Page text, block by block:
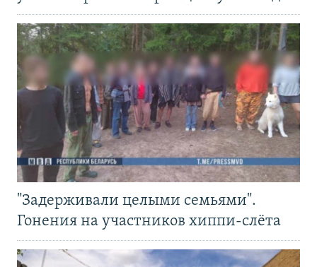
"Задерживали целыми семьями".
Гонения на участников хиппи-слёта